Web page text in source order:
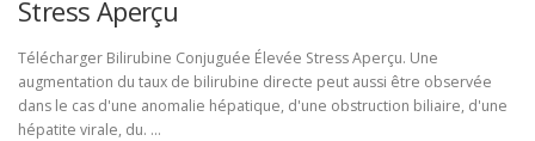
Stress Aperçu
Télécharger Bilirubine Conjuguée Élevée Stress Aperçu. Une
augmentation du taux de bilirubine directe peut aussi être observée
dans le cas d'une anomalie hépatique, d'une obstruction biliaire, d'une
hépatite virale, du. …